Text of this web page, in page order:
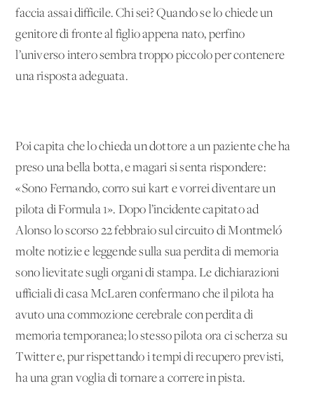
faccia assai difficile. Chi sei? Quando se lo chiede un
genitore di fronte al figlio appena nato, perfino
l’universo intero sembra troppo piccolo per contenere
una risposta adeguata.
Poi capita che lo chieda un dottore a un paziente che ha
preso una bella botta, e magari si senta rispondere:
«Sono Fernando, corro sui kart e vorrei diventare un
pilota di Formula 1». Dopo l’incidente capitato ad
Alonso lo scorso 22 febbraio sul circuito di Montmeló
molte notizie e leggende sulla sua perdita di memoria
sono lievitate sugli organi di stampa. Le dichiarazioni
ufficiali di casa McLaren confermano che il pilota ha
avuto una commozione cerebrale con perdita di
memoria temporanea; lo stesso pilota ora ci scherza su
Twitter e, pur rispettando i tempi di recupero previsti,
ha una gran voglia di tornare a correre in pista.